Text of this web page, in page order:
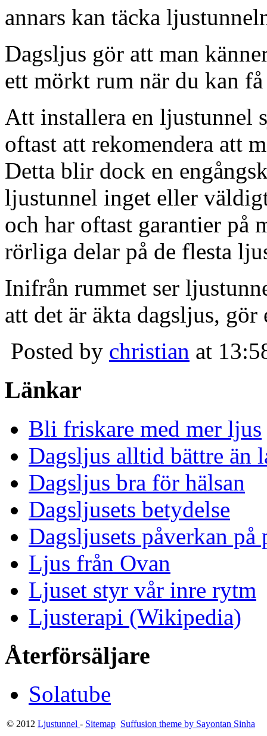
annars kan täcka
Dagsljus gör att man
ett mörkt rum när du kan
Att installera en ljustunnel
oftast att rekomendera att
Detta blir dock en
ljustunnel inget eller
och har oftast garantier på
rörliga delar på de flesta
Inifrån rummet ser
att det är äkta dagsljus,
Posted by christian at
Länkar
Bli friskare med mer ljus
Dagsljus alltid bättre än
Dagsljus bra för hälsan
Dagsljusets betydelse
Dagsljusets påverkan på
Ljus från Ovan
Ljuset styr vår inre rytm
Ljusterapi (Wikipedia)
Återförsäljare
Solatube
© 2012 Ljustunnel - Sitemap Suffusion theme by Sayontan Sinha